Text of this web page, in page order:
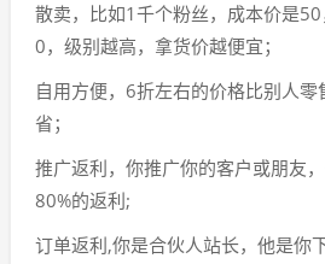
散卖，比如1千个粉丝，成本价是
0，级别越高，拿货价越便宜；
自用方便，6折左右的价格比别人
省；
推广返利，你推广你的客户或朋友
80%的返利;
订单返利,你是合伙人站长，他是你